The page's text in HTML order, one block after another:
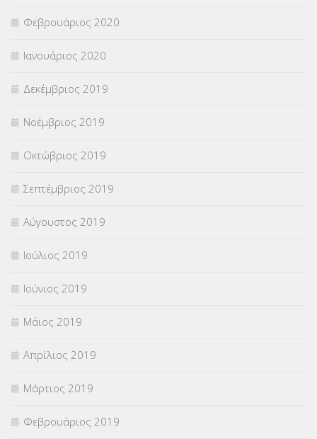
Φεβρουάριος 2020
Ιανουάριος 2020
Δεκέμβριος 2019
Νοέμβριος 2019
Οκτώβριος 2019
Σεπτέμβριος 2019
Αύγουστος 2019
Ιούλιος 2019
Ιούνιος 2019
Μάιος 2019
Απρίλιος 2019
Μάρτιος 2019
Φεβρουάριος 2019